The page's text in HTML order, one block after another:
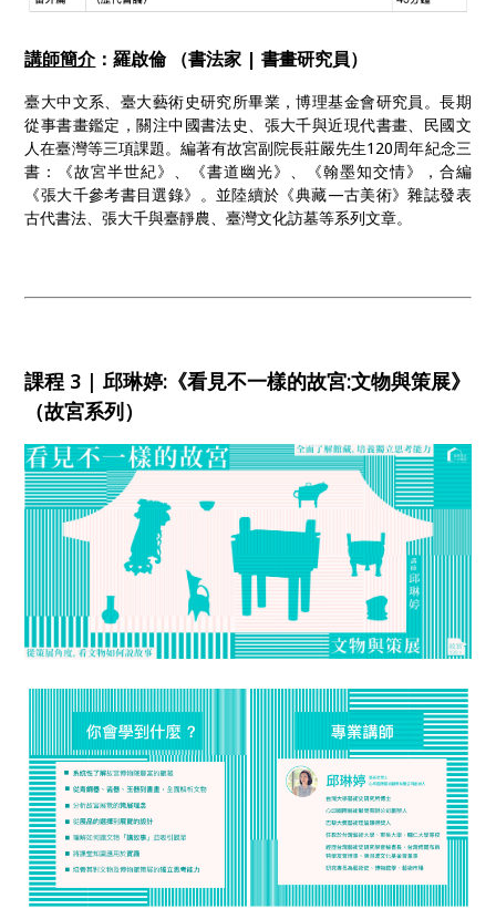
講師簡介：羅啟倫 （書法家 | 書畫研究員）
臺大中文系、臺大藝術史研究所畢業，博理基金會研究員。長期
從事書畫鑑定，關注中國書法史、張大千與近現代書畫、民國文
人在臺灣等三項課題。編著有故宮副院長莊嚴先生120周年紀念三
書：《故宮半世紀》、《書道幽光》、《翰墨知交情》，合編
《張大千參考書目選錄》。並陸續於《典藏—古美術》雜誌發表
古代書法、張大千與臺靜農、臺灣文化訪墓等系列文章。
課程 3 | 邱琳婷:《看見不一樣的故宮:文物與策展》
（故宮系列）